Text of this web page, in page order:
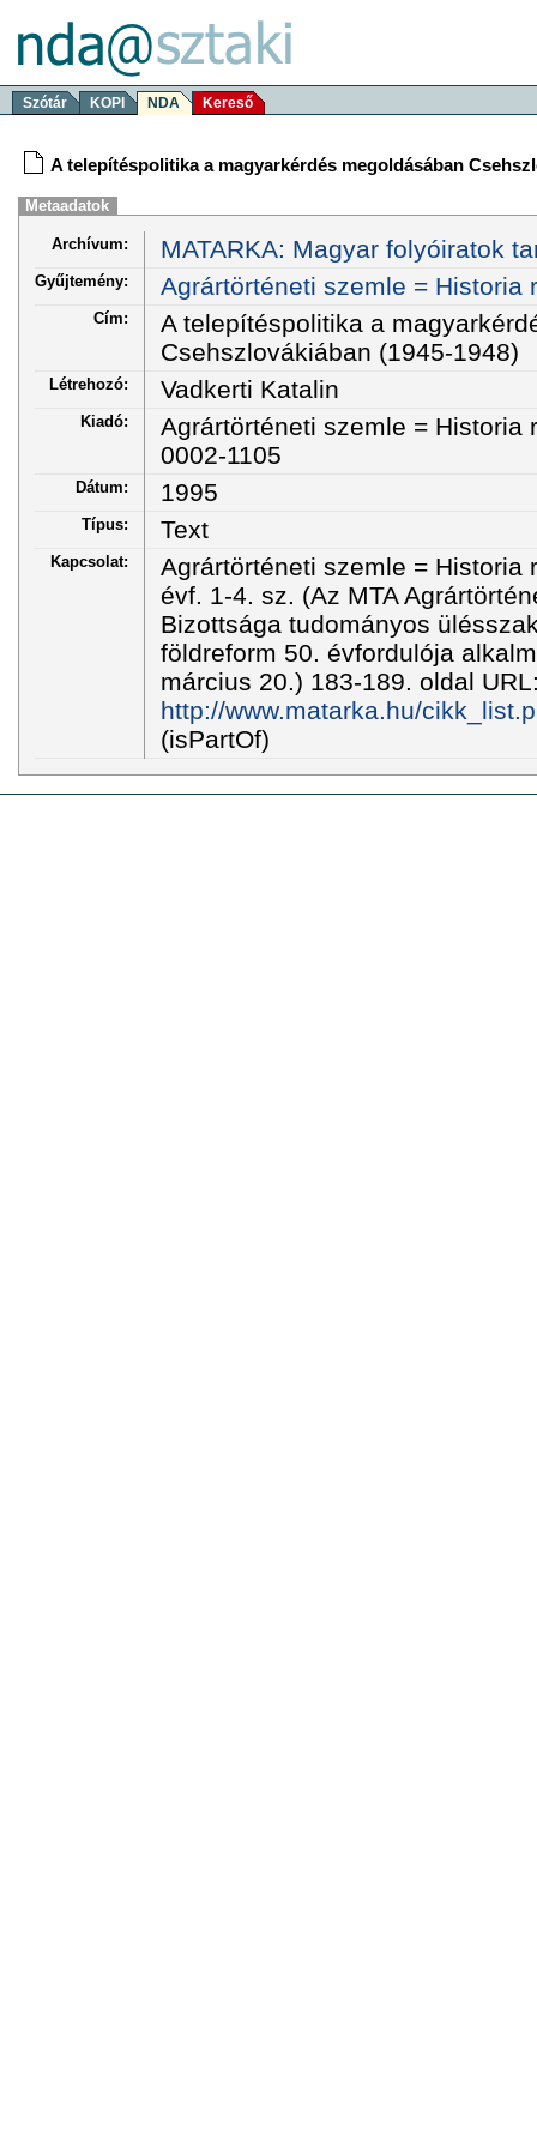
Szótár KOPI NDA Kereső
A telepítéspolitika a magyarkérdés megoldásában
Metaadatok
Archívum: MATARKA: Magyar folyóiratok
Gyűjtemény: Agrártörténeti szemle = Historia
Cím:
A telepítéspolitika a
Csehszlovákiában (1945-1948)
Létrehozó: Vadkerti Katalin
Kiadó:
Agrártörténeti szemle = Historia
0002-1105
Dátum: 1995
Típus: Text
Kapcsolat:
Agrártörténeti szemle = Historia
évf. 1-4. sz. (Az MTA
Bizottsága tudományos
földreform 50. évfordulója
március 20.) 183-189. oldal
http://www.matarka.hu/
(isPartOf)